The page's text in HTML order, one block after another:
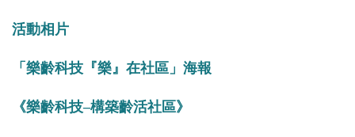
活動相片
「樂齡科技『樂』在社區」 海報
《樂齡科技–構築齡活社區》